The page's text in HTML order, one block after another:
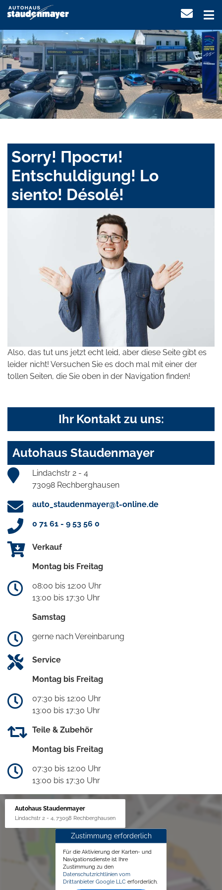
Sorry! Прости!
Entschuldigung! Lo
siento! Désolé!
Also, das tut uns jetzt echt leid, aber diese Seite gibt es
leider nicht! Versuchen Sie es doch mal mit einer der
tollen Seiten, die Sie oben in der Navigation finden!
Ihr Kontakt zu uns:
Autohaus Staudenmayer
Lindachstr 2 - 4
73098 Rechberghausen
auto_staudenmayer@t-online.de
0 71 61 - 9 53 56 0
Verkauf
Montag bis Freitag
08:00 bis 12:00 Uhr
13:00 bis 17:30 Uhr
Samstag
gerne nach Vereinbarung
Service
Montag bis Freitag
07:30 bis 12:00 Uhr
13:00 bis 17:30 Uhr
Teile & Zubehör
Montag bis Freitag
07:30 bis 12:00 Uhr
13:00 bis 17:30 Uhr
Autohaus Staudenmayer
Lindachstr 2 - 4, 73098 Rechberghausen
Zustimmung erforderlich
Für die Aktivierung der Karten- und
Navigationsdienste ist Ihre
Zustimmung zu den
Datenschutzrichtlinien vom
Drittanbieter Google LLC erforderlich.